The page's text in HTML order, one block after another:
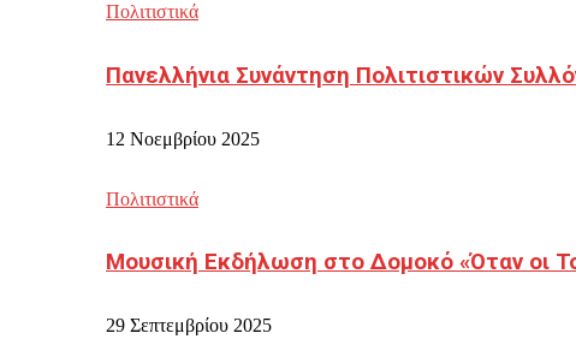
Πολιτιστικά
Πανελλήνια Συνάντηση Πολιτιστικών
12 Νοεμβρίου 2025
Πολιτιστικά
Μουσική Εκδήλωση στο Δομοκό «Όταν οι
29 Σεπτεμβρίου 2025